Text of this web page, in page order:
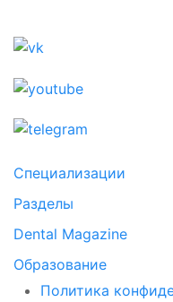
Специализации
Разделы
Dental Magazine
Образование
Политика